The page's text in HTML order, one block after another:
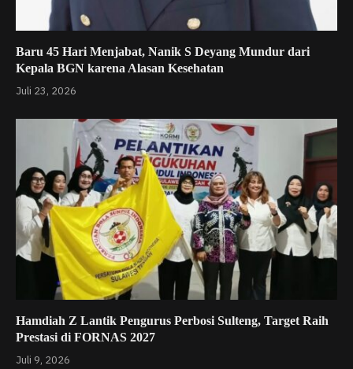
Baru 45 Hari Menjabat, Nanik S Deyang Mundur dari
Kepala BGN karena Alasan Kesehatan
Juli 23, 2026
Hamdiah Z Lantik Pengurus Perbosi Sulteng, Target Raih
Prestasi di FORNAS 2027
Juli 9, 2026